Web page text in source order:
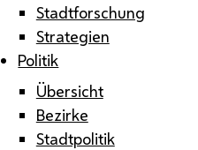
Stadtforschung
Strategien
Politik
Übersicht
Bezirke
Stadtpolitik